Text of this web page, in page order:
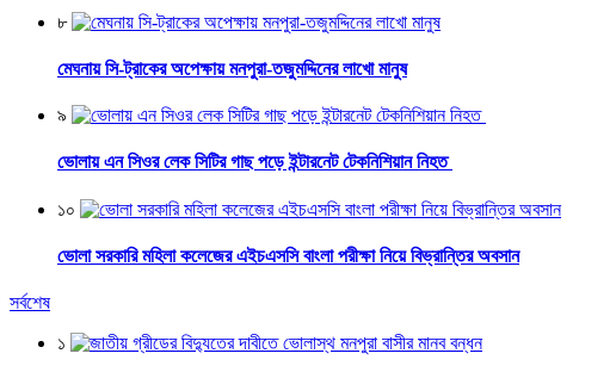
৮
মেঘনায় সি-ট্রাকের অপেক্ষায় মনপুরা-তজুমদ্দিনের লাখো মানুষ
৯
ভোলায় এন সিওর লেক সিটির গাছ পড়ে ইন্টারনেট টেকনিশিয়ান নিহত
১০
ভোলা সরকারি মহিলা কলেজের এইচএসসি বাংলা পরীক্ষা নিয়ে বিভ্রান্তির অবসান
সর্বশেষ
১